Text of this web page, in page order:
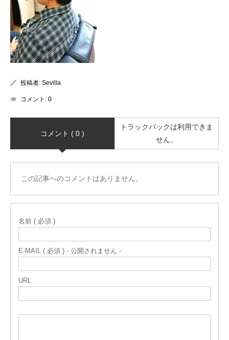
投稿者: Sevilla
コメント: 0
コメント ( 0 )
トラックバックは利用できま
せん。
この記事へのコメントはありません。
名前 ( 必須 )
E-MAIL ( 必須 ) - 公開されません -
URL